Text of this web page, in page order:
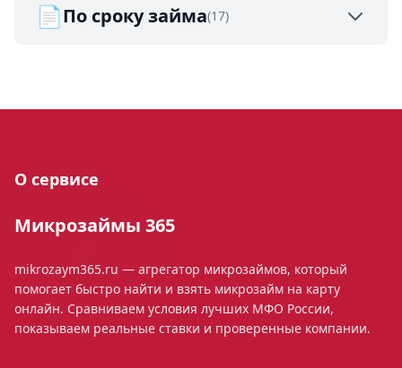
📄По сроку займа(17)
О сервисе
Микрозаймы 365
mikrozaym365.ru — агрегатор микрозаймов, который
помогает быстро найти и взять микрозайм на карту
онлайн. Сравниваем условия лучших МФО России,
показываем реальные ставки и проверенные компании.